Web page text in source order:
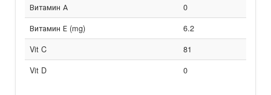
Витамин А
0
Витамин Е (mg)
6.2
Vit C
81
Vit D
0